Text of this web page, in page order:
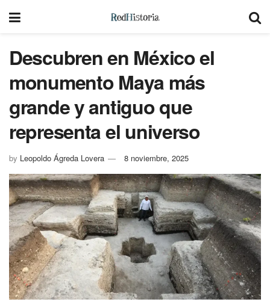
Descubren en México el
monumento Maya más
grande y antiguo que
representa el universo
by Leopoldo Ágreda Lovera 8 noviembre, 2025